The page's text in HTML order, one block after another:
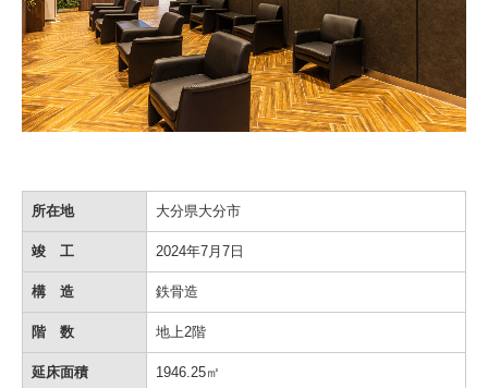
所在地 大分県大分市
竣 工 2024年7月7日
構 造 鉄骨造
階 数 地上2階
延床面積 1946.25㎡